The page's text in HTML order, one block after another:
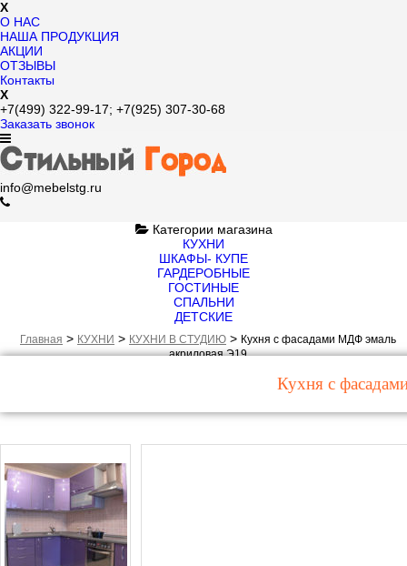
X
О НАС
НАША ПРОДУКЦИЯ
АКЦИИ
ОТЗЫВЫ
Контакты
X
+7(499) 322-99-17; +7(925) 307-30-68
Заказать звонок
info@mebelstg.ru
Категории магазина
КУХНИ
ШКАФЫ- КУПЕ
ГАРДЕРОБНЫЕ
ГОСТИНЫЕ
СПАЛЬНИ
ДЕТСКИЕ
Главная > КУХНИ > КУХНИ В СТУДИЮ > Кухня с фасадами МДФ эмаль
акриловая Э19
Кухня с